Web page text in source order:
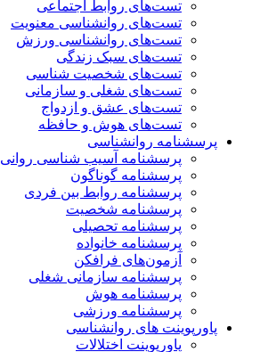
تست‌های روابط اجتماعی
تست‌های روانشناسی معنویت
تست‌های روانشناسی ورزش
تست‌های سبک زندگی
تست‌های شخصیت شناسی
تست‌های شغلی و سازمانی
تست‌های عشق و ازدواج
تست‌های هوش و حافظه
پرسشنامه روانشناسی
پرسشنامه آسیب شناسی روانی
پرسشنامه گوناگون
پرسشنامه روابط بین فردی
پرسشنامه شخصیت
پرسشنامه تحصیلی
پرسشنامه خانواده
آزمون‌های فرافکن
پرسشنامه سازمانی شغلی
پرسشنامه هوش
پرسشنامه ورزشی
پاورپوینت های روانشناسی
پاورپوینت اختلالات